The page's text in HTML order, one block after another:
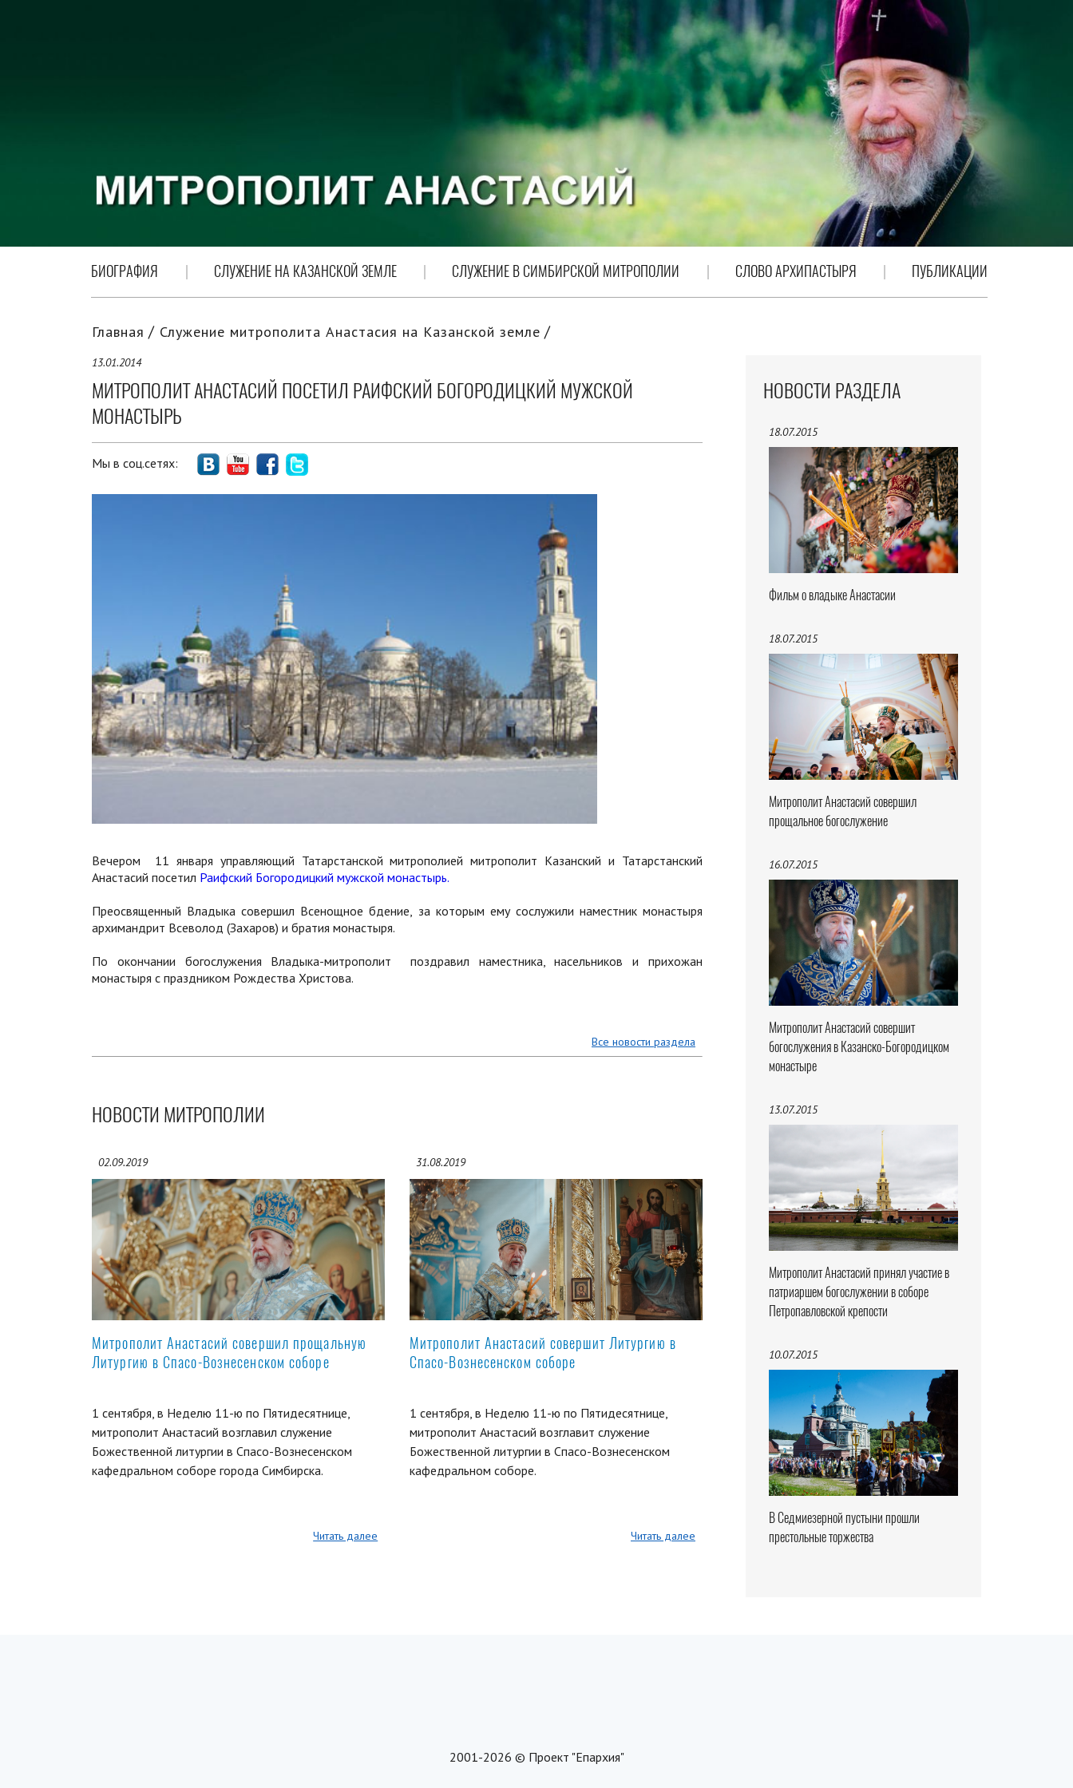
БИОГРАФИЯ СЛУЖЕНИЕ НА КАЗАНСКОЙ ЗЕМЛЕ СЛУЖЕНИЕ В СИМБИРСКОЙ МИТРОПОЛИИ СЛОВО АРХИПАСТЫРЯ ПУБЛИКАЦИИ
НОВОСТИ РАЗДЕЛА
18.07.2015
Фильм о владыке Анастасии
18.07.2015
Митрополит Анастасий совершил
прощальное богослужение
16.07.2015
Митрополит Анастасий совершит
богослужения в Казанско-Богородицком
монастыре
13.07.2015
Митрополит Анастасий принял участие в
патриаршем богослужении в соборе
Петропавловской крепости
10.07.2015
В Седмиезерной пустыни прошли
престольные торжества
Главная Служение митрополита Анастасия на Казанской земле
13.01.2014
МИТРОПОЛИТ АНАСТАСИЙ ПОСЕТИЛ РАИФСКИЙ БОГОРОДИЦКИЙ МУЖСКОЙ
МОНАСТЫРЬ
Мы в соц.сетях:
Вечером 11 января управляющий Татарстанской митрополией митрополит Казанский и Татарстанский
Анастасий посетил Раифский Богородицкий мужской монастырь.
Преосвященный Владыка совершил Всенощное бдение, за которым ему сослужили наместник монастыря
архимандрит Всеволод (Захаров) и братия монастыря.
По окончании богослужения Владыка-митрополит поздравил наместника, насельников и прихожан
монастыря с праздником Рождества Христова.
Все новости раздела
НОВОСТИ МИТРОПОЛИИ
02.09.2019
Митрополит Анастасий совершил прощальную
Литургию в Спасо-Вознесенском соборе
1 сентября, в Неделю 11-ю по Пятидесятнице,
митрополит Анастасий возглавил служение
Божественной литургии в Спасо-Вознесенском
кафедральном соборе города Симбирска.
Читать далее
31.08.2019
Митрополит Анастасий совершит Литургию в
Спасо-Вознесенском соборе
1 сентября, в Неделю 11-ю по Пятидесятнице,
митрополит Анастасий возглавит служение
Божественной литургии в Спасо-Вознесенском
кафедральном соборе.
Читать далее
2001-2026 © Проект "Епархия"